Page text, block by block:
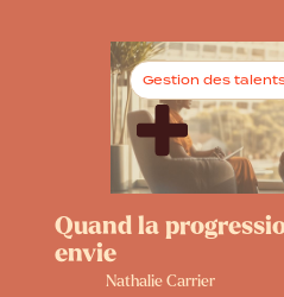
Gestion des
Quand la
envie
Nathalie Carrier